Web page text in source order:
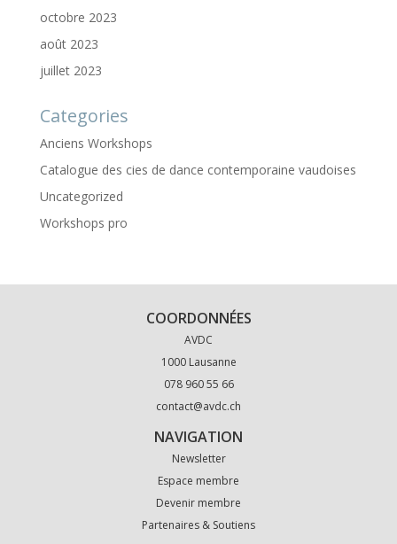
octobre 2023
août 2023
juillet 2023
Categories
Anciens Workshops
Catalogue des cies de dance contemporaine vaudoises
Uncategorized
Workshops pro
COORDONNÉES
AVDC
1000 Lausanne
078 960 55 66
contact@avdc.ch
NAVIGATION
Newsletter
Espace membre
Devenir membre
Partenaires & Soutiens